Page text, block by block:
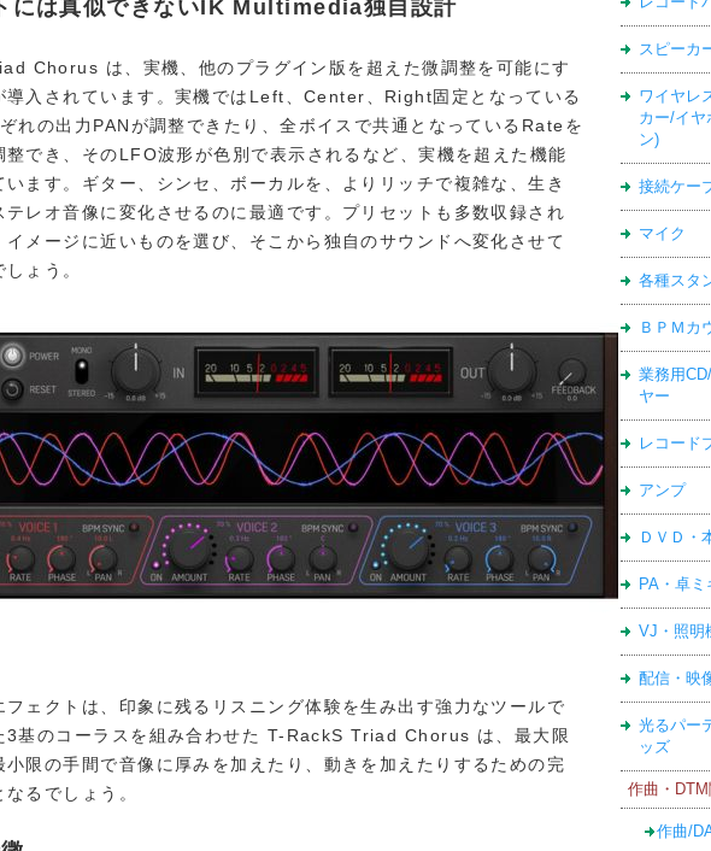
スピーカ
ワイヤレ
カー/イヤ
ン)
接続ケー
マイク
各種スタ
ＢＰＭカ
業務用
ヤー
レコード
アンプ
ＤＶＤ・
PA・卓ミ
VJ・照明
配信・映
光るパー
ッズ
作曲・
作曲/
には真似できないIK Multimedia独自設計
Chorus は、実機、他のプラグイン版を超えた微調整を可能にす
導入されています。実機ではLeft、Center、Right固定となっている
れの出力PANが調整できたり、全ボイスで共通となっているRateを
整でき、そのLFO波形が色別で表示されるなど、実機を超えた機能
います。ギター、シンセ、ボーカルを、よりリッチで複雑な、生き
テレオ音像に変化させるのに最適です。プリセットも多数収録され
イメージに近いものを選び、そこから独自のサウンドへ変化させて
ょう。
フェクトは、印象に残るリスニング体験を生み出す強力なツールで
3基のコーラスを組み合わせた T-RackS Triad Chorus は、最大限
小限の手間で音像に厚みを加えたり、動きを加えたりするための完
るでしょう。